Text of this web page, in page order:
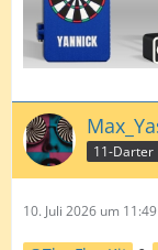
11-Darter
10. Juli 2026 um 11:49